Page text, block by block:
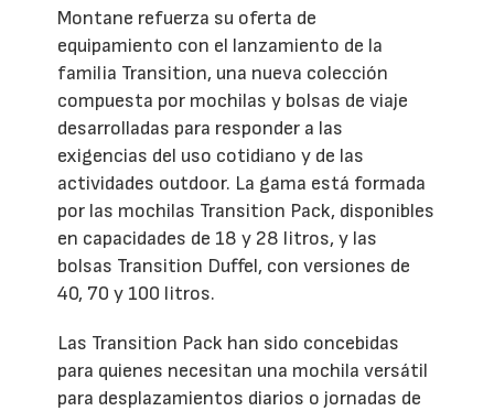
Montane refuerza su oferta de
equipamiento con el lanzamiento de la
familia Transition, una nueva colección
compuesta por mochilas y bolsas de viaje
desarrolladas para responder a las
exigencias del uso cotidiano y de las
actividades outdoor. La gama está formada
por las mochilas Transition Pack, disponibles
en capacidades de 18 y 28 litros, y las
bolsas Transition Duffel, con versiones de
40, 70 y 100 litros.
Las Transition Pack han sido concebidas
para quienes necesitan una mochila versátil
para desplazamientos diarios o jornadas de